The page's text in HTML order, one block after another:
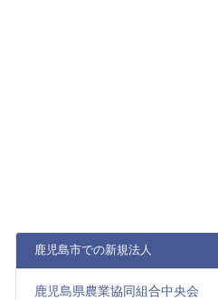
鹿児島市での新規法人
鹿児島県農業協同組合中央会